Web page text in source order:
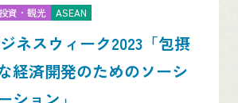
資・観光 ASEAN
ネスウィーク2023「包摂
経済開発のためのソーシ